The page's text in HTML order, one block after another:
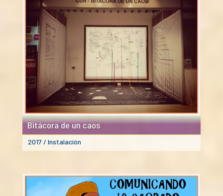
Bitácora de un caos
2017 / Instalación